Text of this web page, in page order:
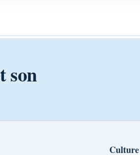
son
Culture